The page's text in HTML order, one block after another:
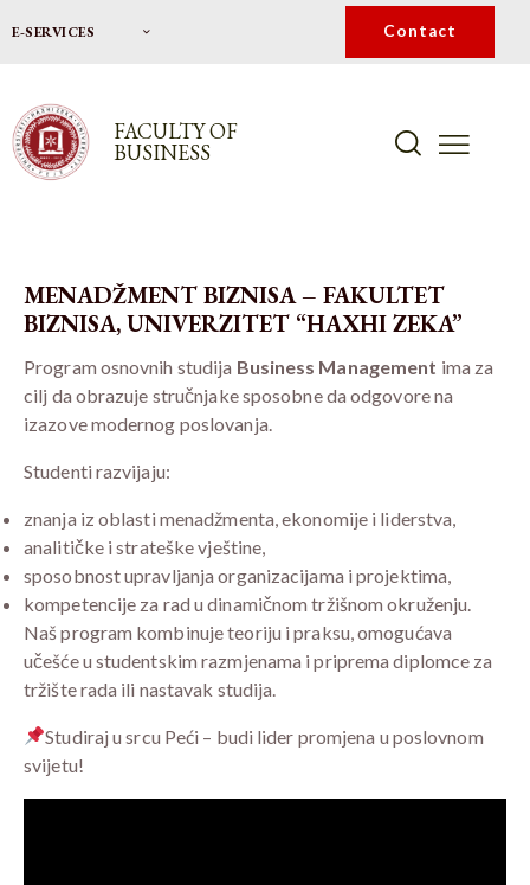
E-SERVICES Contact
FACULTY OF
BUSINESS
MENADŽMENT BIZNISA – FAKULTET
BIZNISA, UNIVERZITET “HAXHI ZEKA”
Program osnovnih studija Business Management ima za
cilj da obrazuje stručnjake sposobne da odgovore na
izazove modernog poslovanja.
Studenti razvijaju:
znanja iz oblasti menadžmenta, ekonomije i liderstva,
analitičke i strateške vještine,
sposobnost upravljanja organizacijama i projektima,
kompetencije za rad u dinamičnom tržišnom okruženju.
Naš program kombinuje teoriju i praksu, omogućava
učešće u studentskim razmjenama i priprema diplomce za
tržište rada ili nastavak studija.
Studiraj u srcu Peći – budi lider promjena u poslovnom
svijetu!